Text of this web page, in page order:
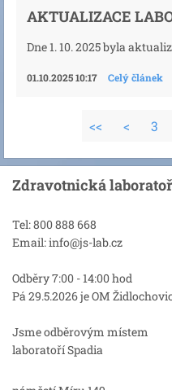
AKTUALIZACE
Dne 1. 10. 2025 byla
01.10.2025 10:17 Celý článek
<< < 3
Zdravotnická
Tel: 800 888 668
Email: info@js-lab.cz
Odběry 7:00 - 14:00 hod
Pá 29.5.2026 je OM
Jsme odběrovým místem
laboratoří Spadia